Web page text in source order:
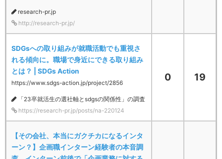
research-pr.jp
http://research-pr.jp/
SDGsへの取り組みが就職活動でも重視さ
れる傾向に。職場で身近にできる取り組み
とは？ | SDGs Action
https://www.sdgs-action.jp/project/2856
「23卒就活生の選社軸とsdgsの関係性」の調査
https://research-pr.jp/posts/na-220124
0 19
【その会社、本当にガクチカになるインタ
ーン？】企画職インターン経験者の本音調